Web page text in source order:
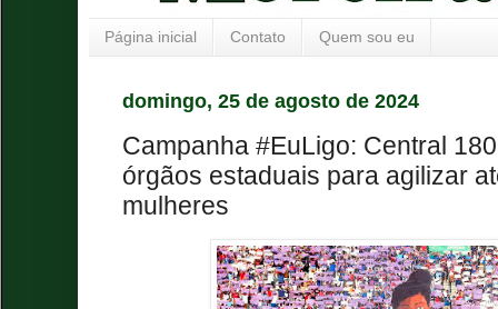
Página inicial Contato Quem sou eu
domingo, 25 de agosto de 2024
Campanha #EuLigo: Central
órgãos estaduais para agilizar
mulheres